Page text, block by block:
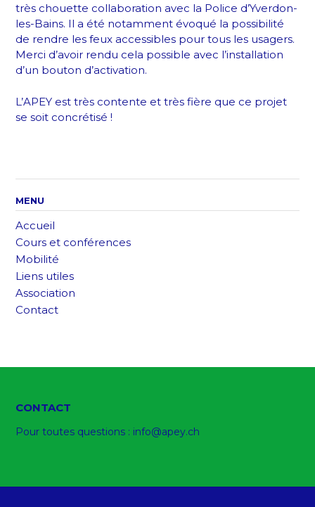
très chouette collaboration avec la Police d’Yverdon-
les-Bains. Il a été notamment évoqué la possibilité
de rendre les feux accessibles pour tous les usagers.
Merci d’avoir rendu cela possible avec l’installation
d’un bouton d’activation.
L’APEY est très contente et très fière que ce projet
se soit concrétisé !
MENU
Accueil
Cours et conférences
Mobilité
Liens utiles
Association
Contact
CONTACT
Pour toutes questions : info@apey.ch